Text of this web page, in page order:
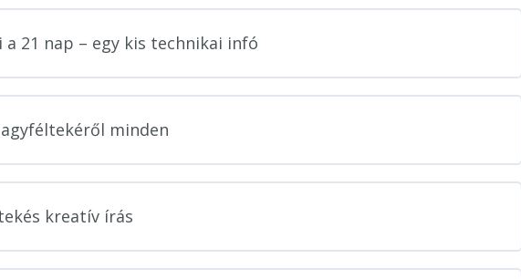
a 21 nap – egy kis technikai infó
minden
kreatív írás